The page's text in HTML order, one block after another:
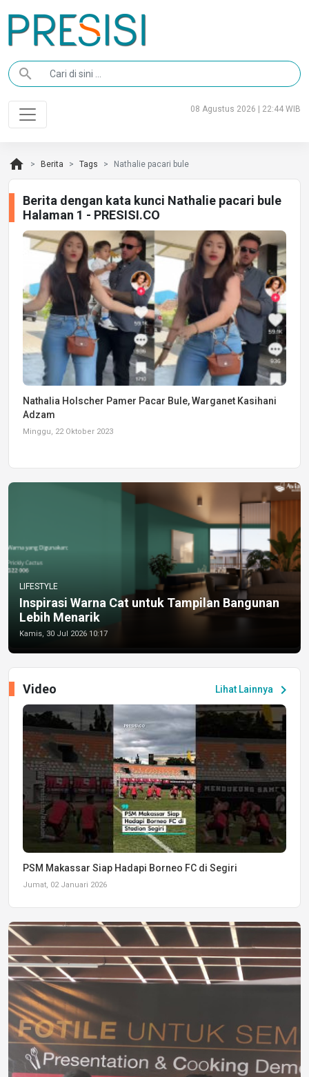
search
08 Agustus 2026 | 22:44 WIB
home Berita Tags Nathalie pacari bule
Berita dengan kata kunci Nathalie pacari bule
Halaman 1 - PRESISI.CO
Nathalia Holscher Pamer Pacar Bule, Warganet Kasihani
Adzam
Minggu, 22 Oktober 2023
LIFESTYLE
Inspirasi Warna Cat untuk Tampilan Bangunan
Lebih Menarik
Kamis, 30 Jul 2026 10:17
Lihat Lainnya chevron_right
Video
PSM Makassar Siap Hadapi Borneo FC di Segiri
Jumat, 02 Januari 2026